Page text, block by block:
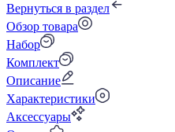
Вернуться в раздел
Обзор товара
Набор
Комплект
Описание
Характеристики
Аксессуары